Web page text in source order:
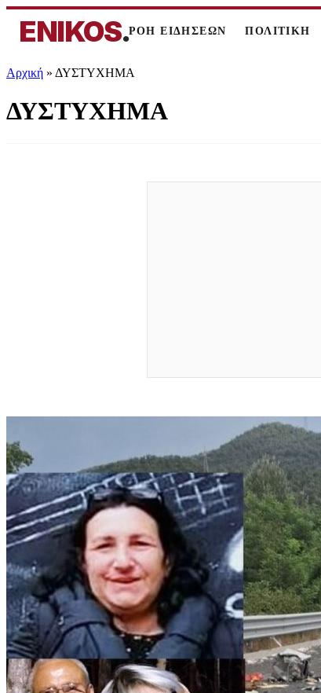
ENIKOS.ΡΟΗ ΕΙΔΗΣΕΩΝ ΠΟΛΙΤΙΚΗ
Αρχική » ΔΥΣΤΥΧΗΜΑ
ΔΥΣΤΥΧΗΜΑ